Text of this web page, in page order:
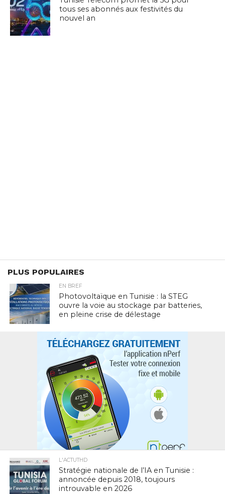
tous ses abonnés aux festivités du
nouvel an
PLUS POPULAIRES
EN BREF
Photovoltaïque en Tunisie : la STEG
ouvre la voie au stockage par batteries,
en pleine crise de délestage
L'ACTUTHD
Stratégie nationale de l’IA en Tunisie :
annoncée depuis 2018, toujours
introuvable en 2026